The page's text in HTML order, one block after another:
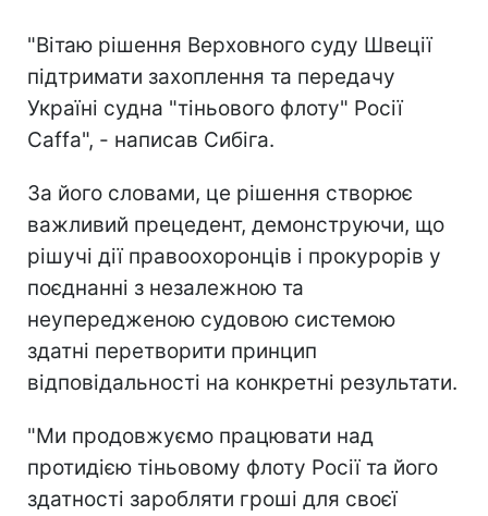
"Вітаю рішення Верховного суду Швеції
підтримати захоплення та передачу
Україні судна "тіньового флоту" Росії
Caffa", - написав Сибіга.
За його словами, це рішення створює
важливий прецедент, демонструючи, що
рішучі дії правоохоронців і прокурорів у
поєднанні з незалежною та
неупередженою судовою системою
здатні перетворити принцип
відповідальності на конкретні результати.
"Ми продовжуємо працювати над
протидією тіньовому флоту Росії та його
здатності заробляти гроші для своєї